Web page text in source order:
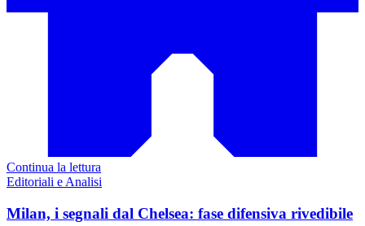
Continua la lettura
Editoriali e Analisi
Milan, i segnali dal Chelsea: fase difensiva rivedibile